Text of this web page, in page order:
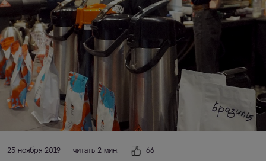
25 ноября 2019 читать 2 мин. 66